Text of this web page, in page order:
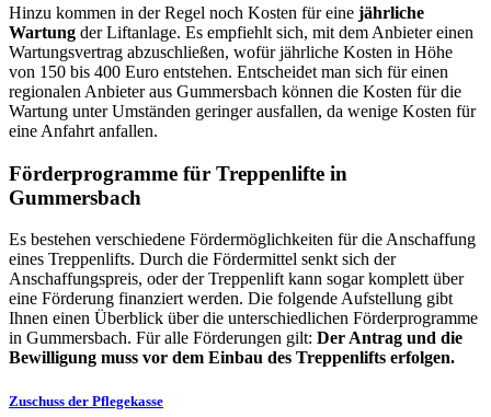
Hinzu kommen in der Regel noch Kosten für eine jährliche
Wartung der Liftanlage. Es empfiehlt sich, mit dem Anbieter einen
Wartungsvertrag abzuschließen, wofür jährliche Kosten in Höhe
von 150 bis 400 Euro entstehen. Entscheidet man sich für einen
regionalen Anbieter aus Gummersbach können die Kosten für die
Wartung unter Umständen geringer ausfallen, da wenige Kosten für
eine Anfahrt anfallen.
Förderprogramme für Treppenlifte in
Gummersbach
Es bestehen verschiedene Fördermöglichkeiten für die Anschaffung
eines Treppenlifts. Durch die Fördermittel senkt sich der
Anschaffungspreis, oder der Treppenlift kann sogar komplett über
eine Förderung finanziert werden. Die folgende Aufstellung gibt
Ihnen einen Überblick über die unterschiedlichen Förderprogramme
in Gummersbach. Für alle Förderungen gilt: Der Antrag und die
Bewilligung muss vor dem Einbau des Treppenlifts erfolgen.
Zuschuss der Pflegekasse